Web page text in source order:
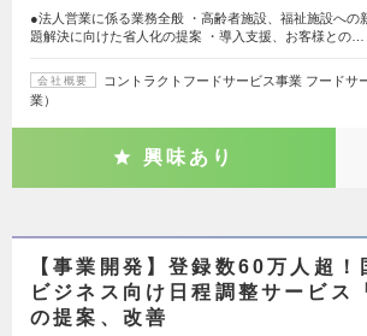
●法人営業に係る業務全般 ・高齢者施設、福祉施設への
題解決に向けた省人化の提案 ・導入支援、お客様との…
会社概要
コントラクトフードサービス事業 フードサ
業）
興味あり
【事業開発】登録数60万人超！
ビジネス向け日程調整サービス
の提案、改善